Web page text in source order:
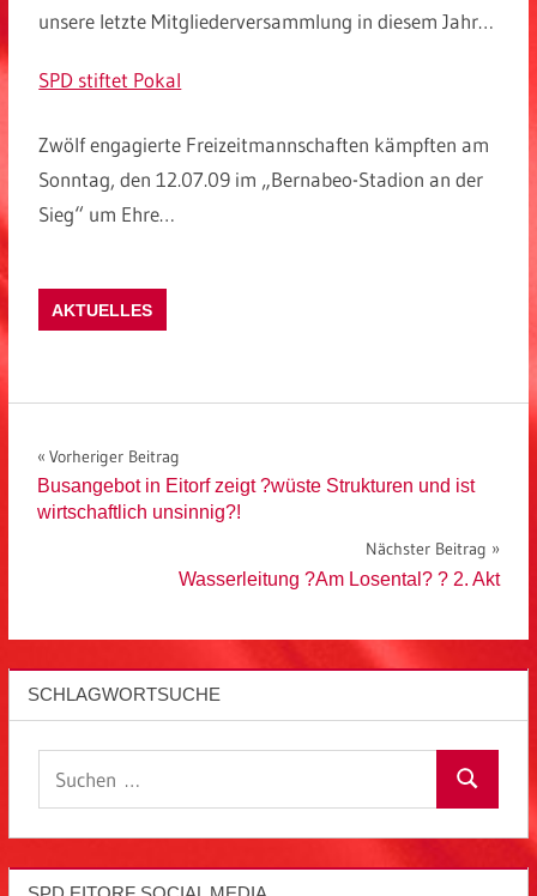
unsere letzte Mitgliederversammlung in diesem Jahr…
SPD stiftet Pokal
Zwölf engagierte Freizeitmannschaften kämpften am
Sonntag, den 12.07.09 im „Bernabeo-Stadion an der
Sieg“ um Ehre…
AKTUELLES
Beitragsnavigation
Vorheriger Beitrag
Busangebot in Eitorf zeigt ?wüste Strukturen und ist
wirtschaftlich unsinnig?!
Nächster Beitrag
Wasserleitung ?Am Losental? ? 2. Akt
SCHLAGWORTSUCHE
Suchen